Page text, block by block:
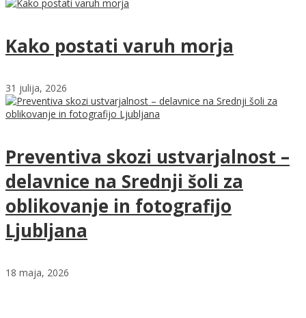
Kako postati varuh morja
31 julija, 2026
Preventiva skozi ustvarjalnost –
delavnice na Srednji šoli za
oblikovanje in fotografijo
Ljubljana
18 maja, 2026